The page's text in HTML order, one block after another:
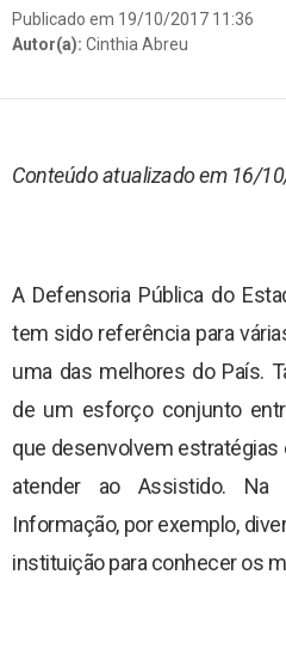
Equipe Multidisciplinar
Justiça Comunitária
Programa Itinerante
Perfil do Assistido
Documentos
Contato
Portarias
A Corregedoria
Publicado em 19/10/2017 11:36
Autor(a): Cinthia Abreu
Conteúdo atualizado em 16/
A Defensoria Pública do
tem sido referência para
uma das melhores do País.
de um esforço conjunto
que desenvolvem
atender ao Assistido. Na
Informação, por exemplo,
instituição para conhecer os